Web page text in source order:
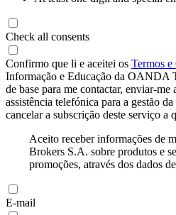
Check all consents
Confirmo que li e aceitei os Termos e
Informação e Educação da OANDA
de base para me contactar, enviar-me
assistência telefónica para a gestão
cancelar a subscrição deste serviço a
Aceito receber informações de
Brokers S.A. sobre produtos e
promoções, através dos dados
E-mail